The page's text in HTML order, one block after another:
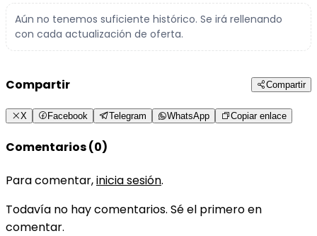
Aún no tenemos suficiente histórico. Se irá rellenando
con cada actualización de oferta.
Compartir Compartir
X Facebook Telegram WhatsApp Copiar enlace
Comentarios (0)
Para comentar,inicia sesión.
Todavía no hay comentarios. Sé el primero en
comentar.